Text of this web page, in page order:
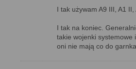
I tak używam A9 III, A1 II,
I tak na koniec.
takie wojenki systemowe
oni nie mają co do